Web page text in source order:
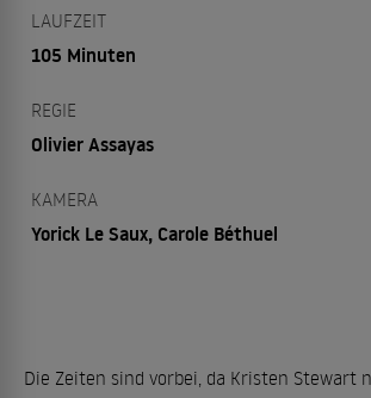
LAUFZEIT
105 Minuten
REGIE
Olivier Assayas
KAMERA
Yorick Le Saux, Carole Béthuel
Die Zeiten sind vorbei, da Kristen Stewart